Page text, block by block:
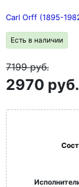
Carl Orff (1895-
Есть в наличии
7199руб.
2970 руб.